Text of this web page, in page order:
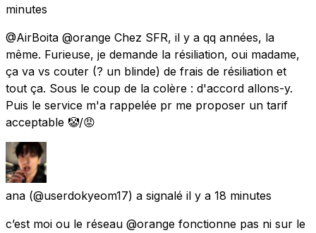
minutes
@AirBoita @orange Chez SFR, il y a qq années, la
même. Furieuse, je demande la résiliation, oui madame,
ça va vs couter (? un blinde) de frais de résiliation et
tout ça. Sous le coup de la colère : d'accord allons-y.
Puis le service m'a rappelée pr me proposer un tarif
acceptable 🤡/😡
ana (@userdokyeom17) a signalé il y a 18 minutes
c’est moi ou le réseau @orange fonctionne pas ni sur le